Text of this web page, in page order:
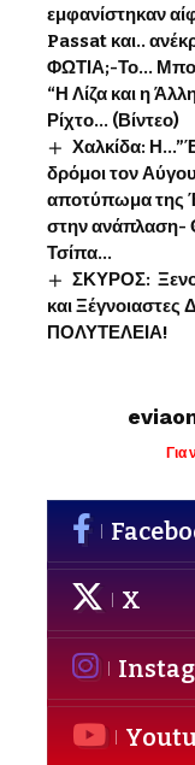
εμφανίστηκαν
Passat και..
ΦΩΤΙΑ;-Το…
“Η Λίζα και η
Ρίχτο… (Βίντεο)
Χαλκίδα:
δρόμοι τον
αποτύπωμα της
στην ανάπλαση-
Τσίπα…
ΣΚΥΡΟΣ:
και
ΠΟΛΥΤΕΛΕΙΑ!
Για
X